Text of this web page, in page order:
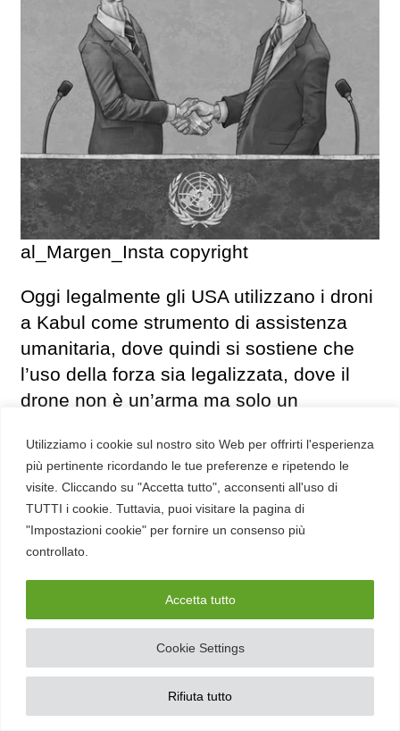
Utilizziamo i cookie sul nostro sito Web per offrirti l'esperienza
più pertinente ricordando le tue preferenze e ripetendo le
visite. Cliccando su "Accetta tutto", acconsenti all'uso di
TUTTI i cookie. Tuttavia, puoi visitare la pagina di
"Impostazioni cookie" per fornire un consenso più
controllato.
Cookie Settings
Rifiuta tutto
Accetta tutto
al_Margen_Insta copyright
Oggi legalmente gli USA utilizzano i droni
a Kabul come strumento di assistenza
umanitaria, dove quindi si sostiene che
l’uso della forza sia legalizzata, dove il
drone non è un’arma ma solo un
contro obiettivi militanti. Rimane quindi
un’alternativa per l’intelligence mirata
invece dell’utilizzo delle forze di terra, che
potrebbe invece provocare un’escalation
del conflitto e ulteriori vittime. E poi c’è il
rovescio della medaglia:i droni
potrebbero sicuramente rimpiazzare la
presenza fisica delle forze militari ospitate
da un paese per la sorveglianza a
popolazione civile da minacce imminenti.